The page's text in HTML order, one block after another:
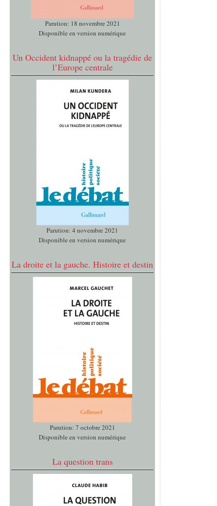
Parution: 18 novembre 2021
Disponible en version numérique
Un Occident kidnappé ou la tragédie de
l’Europe centrale
Parution: 4 novembre 2021
Disponible en version numérique
La droite et la gauche. Histoire et destin
Parution: 7 octobre 2021
Disponible en version numérique
La question trans